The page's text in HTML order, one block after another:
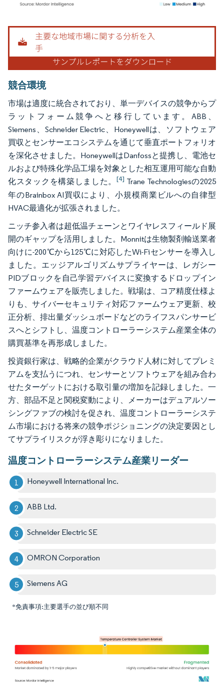
画像 © Mordor Intelligence。再利用にはCC BY 4.0の表示が必要です。
競合環境
市場は適度に統合されており、単一デバイスの競争からプ
ラットフォーム競争へと移行しています。ABB、
Siemens、Schneider Electric、Honeywellは、ソフトウェア
買収とセンサーエコシステムを通じて垂直ポートフォリオ
を深化させました。HoneywellはDanfossと提携し、電池セ
ルおよび特殊化学品工場を対象とした相互運用可能な自動
化スタックを構築しました。[4] Trane Technologiesの2025
年のBrainbox AI買収により、小規模商業ビルへの自律型
HVAC最適化が拡張されました。
ニッチ参入者は超低温チェーンとワイヤレスフィールド展
開のギャップを活用しました。Monnitは生物製剤輸送業者
向けに-200℃から125℃に対応したWi-Fiセンサーを導入し
ました。エッジアルゴリズムサプライヤーは、レガシー
PIDブロックを自己学習デバイスに変換するドロップイン
ファームウェアを販売しました。戦場は、コア精度仕様よ
りも、サイバーセキュリティ対応ファームウェア更新、校
正分析、排出量ダッシュボードなどのライフスパンサービ
スへとシフトし、温度コントローラーシステム産業全体の
購買基準を再形成しました。
投資銀行家は、戦略的企業がクラウド人材に対してプレミ
アムを支払うにつれ、センサーとソフトウェアを組み合わ
せたターゲットにおける取引量の増加を記録しました。一
方、部品不足と関税変動により、メーカーはデュアルソー
シングファブの検討を促され、温度コントローラーシステ
ム市場における将来の競争ポジショニングの決定要因とし
てサプライリスクが浮き彫りになりました。
温度コントローラーシステム産業リーダー
Honeywell International Inc.
ABB Ltd.
Schneider Electric SE
OMRON Corporation
Siemens AG
*免責事項:主要選手の並び順不同